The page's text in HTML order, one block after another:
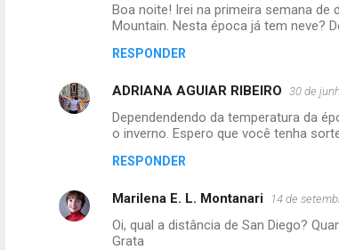
Boa noite! Irei na primeira semana de
Mountain. Nesta época já tem neve?
RESPONDER
ADRIANA AGUIAR RIBEIRO 30 de
Dependendendo da temperatura da
o inverno. Espero que você tenha
RESPONDER
Marilena E. L. Montanari 14 de
Oi, qual a distância de San Diego?
Grata